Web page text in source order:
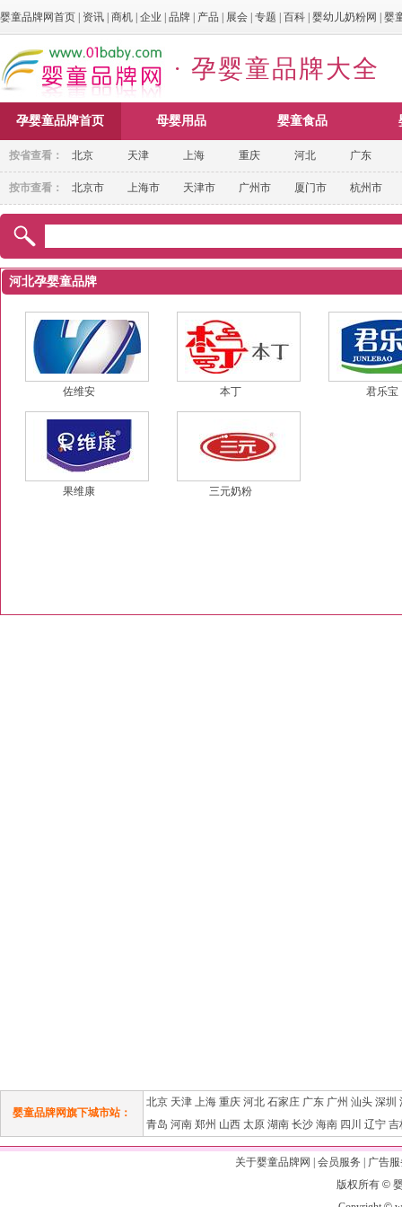
婴童品牌网首页 资讯 商机 企业 品牌 产品 展会 专题 百科 婴幼儿奶粉网 婴
· 孕婴童品牌大全
孕婴童品牌首页 母婴用品 婴童食品
北京 天津 上海 重庆 河北 广东
按省查看：
北京市 上海市 天津市 广州市 厦门市 杭州市
按市查看：
河北孕婴童品牌
佐维安 本丁 君乐宝
果维康 三元奶粉
婴童品牌网旗下城市站：
北京 天津 上海 重庆 河北 石家庄 广东 广州 汕头 深圳
青岛 河南 郑州 山西 太原 湖南 长沙 海南 四川 辽宁 吉
关于婴童品牌网 会员服务
广告
版权所有 ©